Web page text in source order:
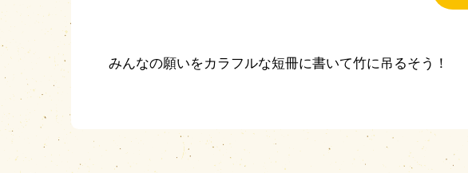
みんなの願いをカラフルな短冊に書いて竹に吊るそう！